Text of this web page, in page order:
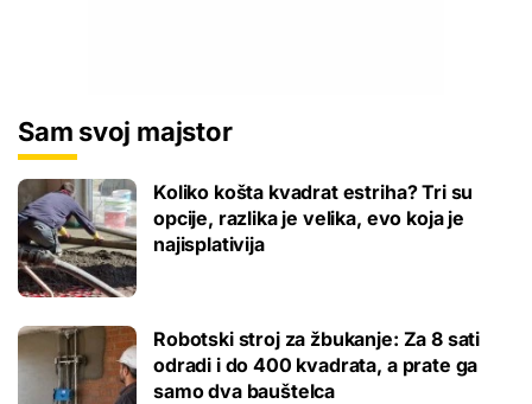
Sam svoj majstor
Koliko košta kvadrat estriha? Tri su
opcije, razlika je velika, evo koja je
najisplativija
Robotski stroj za žbukanje: Za 8 sati
odradi i do 400 kvadrata, a prate ga
samo dva bauštelca